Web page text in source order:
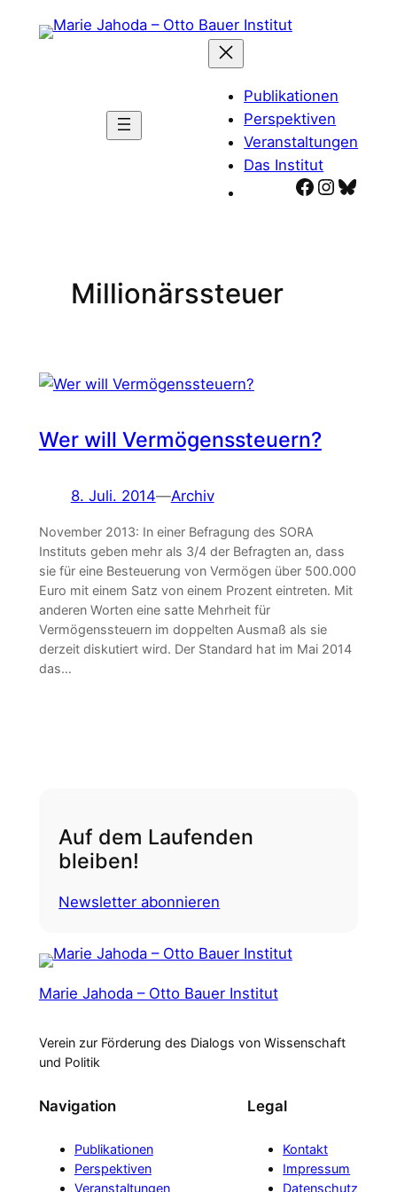
Inhalt
Publikationen
Perspektiven
Veranstaltungen
Das Institut
Facebook
Millionärssteuer
Wer will Vermögenssteuern?
8. Juli. 2014—Archiv
November 2013: In einer Befragung des SORA
Instituts geben mehr als 3/4 der Befragten an, dass
sie für eine Besteuerung von Vermögen über 500.000
Euro mit einem Satz von einem Prozent eintreten. Mit
anderen Worten eine satte Mehrheit für
Vermögenssteuern im doppelten Ausmaß als sie
derzeit diskutiert wird. Der Standard hat im Mai 2014
das…
Auf dem Laufenden
bleiben!
Newsletter abonnieren
Marie Jahoda – Otto Bauer Institut
Verein zur Förderung des Dialogs von Wissenschaft
und Politik
Navigation
Publikationen
Perspektiven
Veranstaltungen
Legal
Kontakt
Impressum
Datenschutz